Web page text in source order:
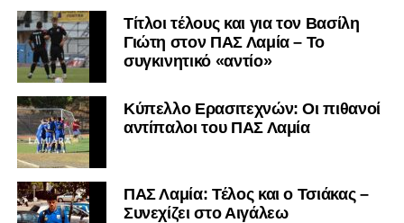
Τίτλοι τέλους και για τον Βασίλη
Γιώτη στον ΠΑΣ Λαμία – Το
συγκινητικό «αντίο»
Κύπελλο Ερασιτεχνών: Οι πιθανοί
αντίπαλοι του ΠΑΣ Λαμία
ΠΑΣ Λαμία: Τέλος και ο Τσιάκας –
Συνεχίζει στο Αιγάλεω